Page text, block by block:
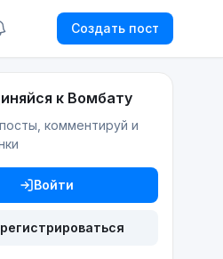
Создать пост
к Вомбату
комментируй и
Войти